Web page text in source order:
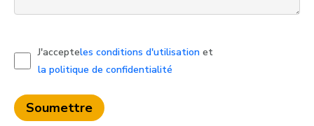
J'accepteles conditions d'utilisation et
la politique de confidentialité